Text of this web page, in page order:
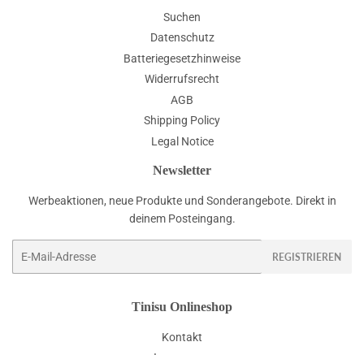
Suchen
Datenschutz
Batteriegesetzhinweise
Widerrufsrecht
AGB
Shipping Policy
Legal Notice
Newsletter
Werbeaktionen, neue Produkte und Sonderangebote. Direkt in
deinem Posteingang.
REGISTRIEREN
Tinisu Onlineshop
Kontakt